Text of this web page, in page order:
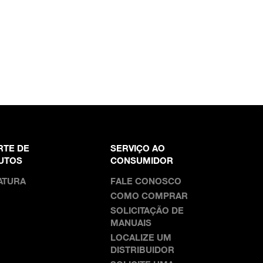
DE
SERVIÇO AO
CONSUMIDOR
FALE CONOSCO
COMO COMPRAR
SOLICITAÇÃO DE
MANUAIS
LOCALIZE UM
DISTRIBUIDOR